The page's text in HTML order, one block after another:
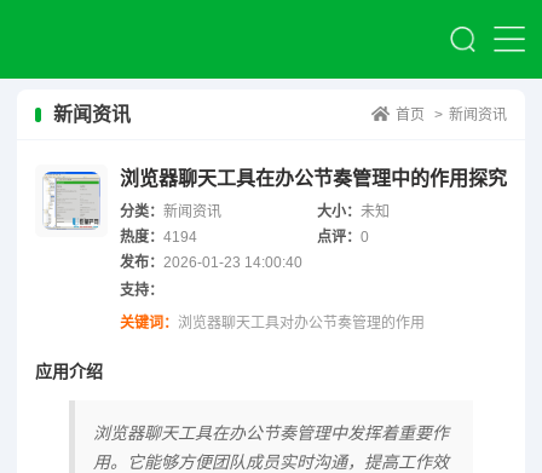
新闻资讯 首页 > 新闻资讯
浏览器聊天工具在办公节奏管理中的作用探究
分类： 新闻资讯 大小：未知
热度： 4194 点评：0
发布： 2026-01-23 14:00:40
支持：
关键词： 浏览器聊天工具对办公节奏管理的作用
应用介绍
浏览器聊天工具在办公节奏管理中发挥着重要作
用。它能够方便团队成员实时沟通，提高工作效